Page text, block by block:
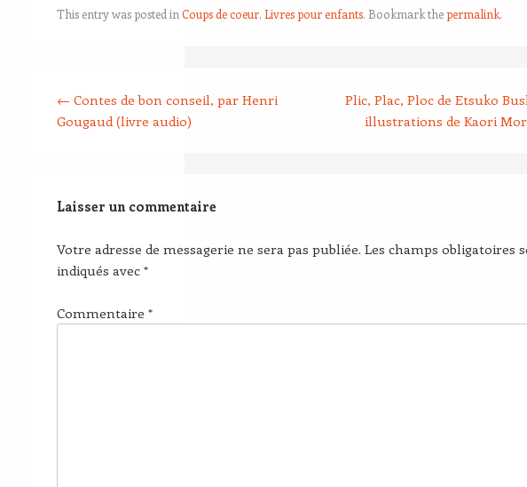
This entry was posted in Coups de coeur, Livres pour enfants. Bookmark thepermalink.
← Contes de bon conseil, par Henri
Gougaud (livre audio)
Plic, Plac, Ploc de Etsuko
illustrations de Kaori
Laisser un commentaire
Votre adresse de messagerie ne sera pas publiée. Les champs obligatoires
indiqués avec *
Commentaire *